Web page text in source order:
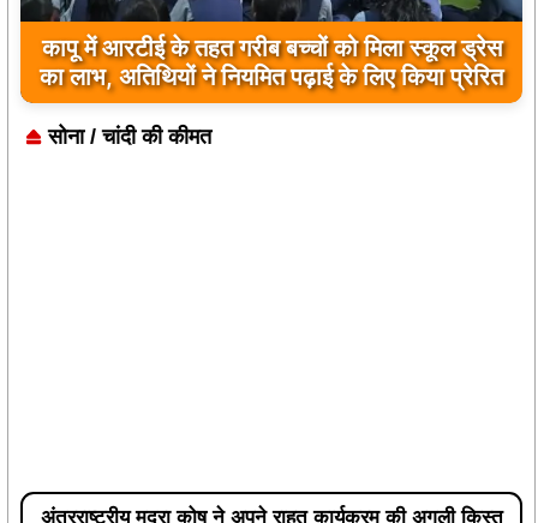
कापू में आरटीई के तहत गरीब बच्चों को मिला स्कूल ड्रेस
का लाभ, अतिथियों ने नियमित पढ़ाई के लिए किया प्रेरित
सोना / चांदी की कीमत
अंतरराष्ट्रीय मुद्रा कोष ने अपने राहत कार्यक्रम की अगली किस्त